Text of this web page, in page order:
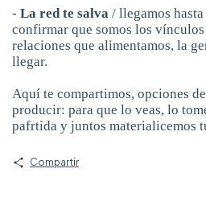
- La red te salva / llegamos
confirmar que somos los
relaciones que alimentamos, la
llegar.
Aquí te compartimos, opciones
producir: para que lo veas, lo
pafrtida y juntos materialicemos
Compartir